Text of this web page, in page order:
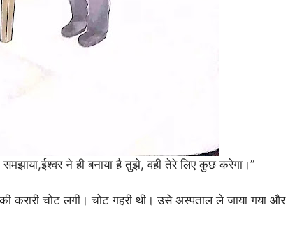
ने ही बनाया है तुझे, वही तेरे लिए कुछ करेगा।”
चोट लगी। चोट गहरी थी। उसे अस्पताल ले जाया गया और